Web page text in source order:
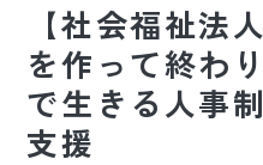
【社会福祉法
を作って終わ
で生きる人事
支援